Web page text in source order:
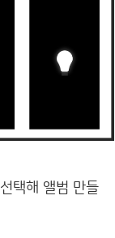
택해 앨범 만들